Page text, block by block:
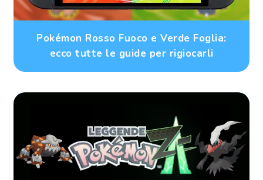
Pokémon Rosso Fuoco e Verde Foglia:
ecco tutte le guide per rigiocarli